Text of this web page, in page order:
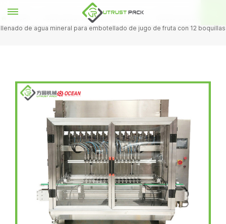
Esterilizador de placa giratoria UV
llenado de agua mineral para embotellado de jugo de fruta con 12 boquillas